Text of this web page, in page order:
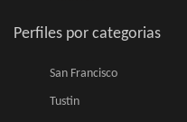
Perfiles por categorias
San Francisco
Tustin